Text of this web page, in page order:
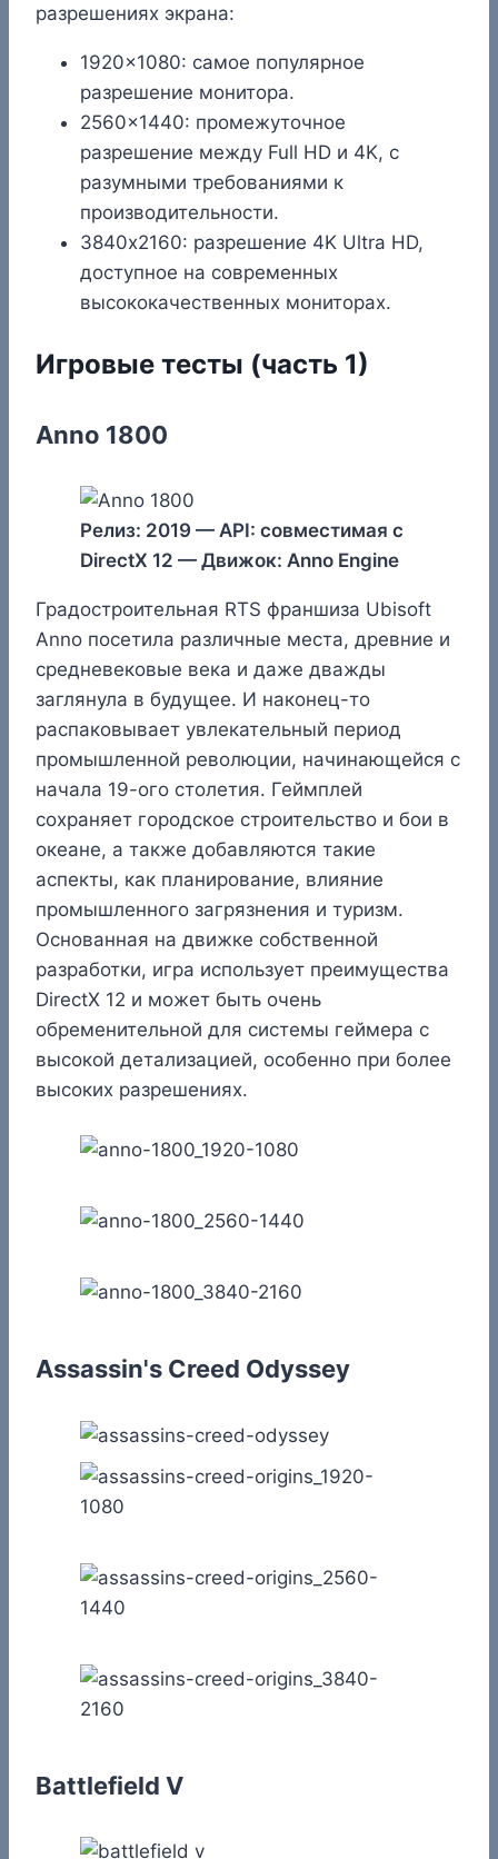
разрешениях экрана:
1920×1080: самое популярное
разрешение монитора.
2560×1440: промежуточное
разрешение между Full HD и 4K, с
разумными требованиями к
производительности.
3840х2160: разрешение 4K Ultra HD,
доступное на современных
высококачественных мониторах.
Игровые тесты (часть 1)
Anno 1800
Релиз: 2019 — API: совместимая с
DirectX 12 — Движок: Anno Engine
Градостроительная RTS франшиза Ubisoft
Anno посетила различные места, древние и
средневековые века и даже дважды
заглянула в будущее. И наконец-то
распаковывает увлекательный период
промышленной революции, начинающейся с
начала 19-ого столетия. Геймплей
сохраняет городское строительство и бои в
океане, а также добавляются такие
аспекты, как планирование, влияние
промышленного загрязнения и туризм.
Основанная на движке собственной
разработки, игра использует преимущества
DirectX 12 и может быть очень
обременительной для системы геймера с
высокой детализацией, особенно при более
высоких разрешениях.
Assassin's Creed Odyssey
Battlefield V